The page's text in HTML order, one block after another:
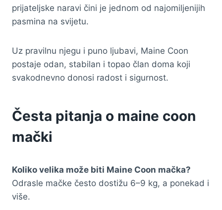
prijateljske naravi čini je jednom od najomiljenijih
pasmina na svijetu.
Uz pravilnu njegu i puno ljubavi, Maine Coon
postaje odan, stabilan i topao član doma koji
svakodnevno donosi radost i sigurnost.
Česta pitanja o maine coon
mački
Koliko velika može biti Maine Coon mačka?
Odrasle mačke često dostižu 6–9 kg, a ponekad i
više.